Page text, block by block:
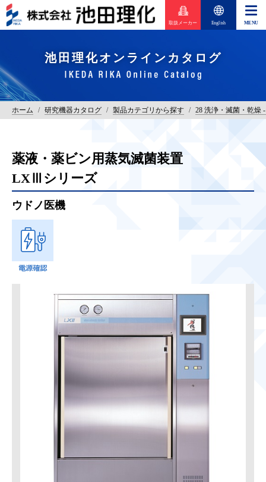
取扱メーカー English
池田理化オンラインカタログ
ホーム / 研究機器カタログ / 製品カテゴリから探す / 28 洗浄・滅菌・乾燥
薬液・薬ビン用蒸気滅菌装置
LXⅢシリーズ
ウドノ医機